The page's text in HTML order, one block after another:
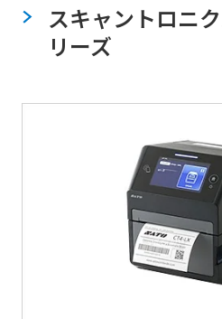
スキャントロニ
リーズ